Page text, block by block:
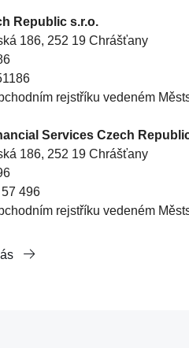
Republic s.r.o.
186, 252 19 Chrášťany
rejstříku vedeném
Services Czech
186, 252 19 Chrášťany
496
rejstříku vedeném